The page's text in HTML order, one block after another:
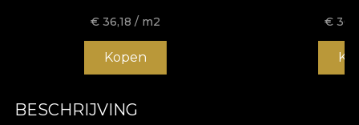
€ 36,18 / m2
Kopen
€
BESCHRIJVING